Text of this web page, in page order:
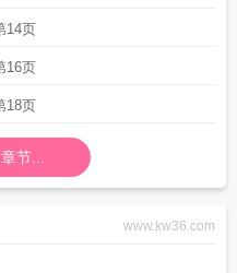
14页
16页
18页
节...
www.kw36.com